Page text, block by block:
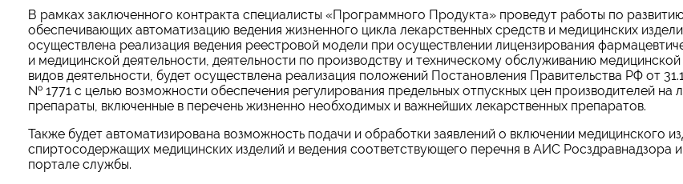
В рамках заключенного контракта специалисты «Программного Продукта» проведут работы по
обеспечивающих автоматизацию ведения жизненного цикла лекарственных средств и медицинских
осуществлена реализация ведения реестровой модели при осуществлении лицензирования
и медицинской деятельности, деятельности по производству и техническому обслуживанию медицинской
видов деятельности, будет осуществлена реализация положений Постановления Правительства РФ от
№ 1771 с целью возможности обеспечения регулирования предельных отпускных цен производителей на
препараты, включенные в перечень жизненно необходимых и важнейших лекарственных препаратов.
Также будет автоматизирована возможность подачи и обработки заявлений о включении медицинского
спиртосодержащих медицинских изделий и ведения соответствующего перечня в АИС Росздравнадзора
портале службы.